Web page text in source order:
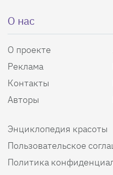
О нас
О проекте
Реклама
Контакты
Авторы
Энциклопедия красоты
Пользовательское
Политика